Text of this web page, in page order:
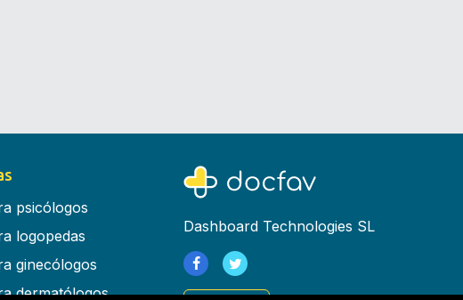
psicólogos
logopedas
ginecólogos
dermatólogos
Dashboard Technologies SL